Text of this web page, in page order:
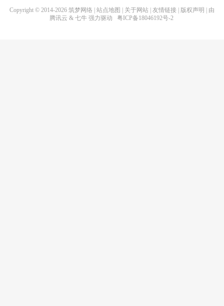
Copyright © 2014-2026 筑梦网络 站点地图 关于网站 友情链接 版权声明
| 由
腾讯云 & 七牛强力驱动 粤ICP备18046192号-2